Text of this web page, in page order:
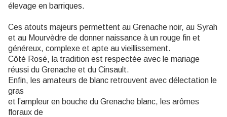
élevage en barriques.
Ces atouts majeurs permettent au Grenache noir, au Syrah
et au Mourvèdre de donner naissance à un rouge fin et
généreux, complexe et apte au vieillissement.
Côté Rosé, la tradition est respectée avec le mariage
réussi du Grenache et du Cinsault.
Enfin, les amateurs de blanc retrouvent avec délectation le
gras
et l’ampleur en bouche du Grenache blanc, les arômes
floraux de